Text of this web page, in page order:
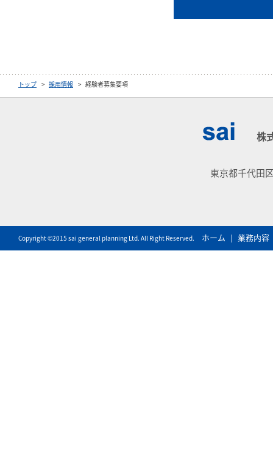
トップ 採用情報 経験者募集要項
株
東京都千代田
Copyright ©2015 sai general planning Ltd. All Right Reserved. ホーム 業務内容